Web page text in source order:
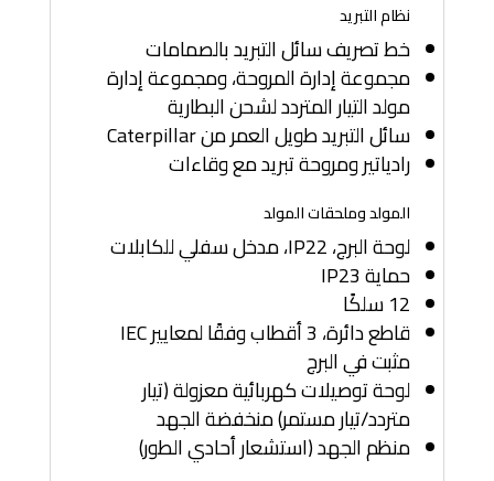
نظام التبريد
خط تصريف سائل التبريد بالصمامات
مجموعة إدارة المروحة، ومجموعة إدارة
مولد التيار المتردد لشحن البطارية
سائل التبريد طويل العمر من Caterpillar
رادياتير ومروحة تبريد مع وقاءات
المولد وملحقات المولد
لوحة البرج، IP22، مدخل سفلي للكابلات
حماية IP23
12 سلكًا
قاطع دائرة، 3 أقطاب وفقًا لمعايير IEC
مثبت في البرج
لوحة توصيلات كهربائية معزولة (تيار
متردد/تيار مستمر) منخفضة الجهد
منظم الجهد (استشعار أحادي الطور)